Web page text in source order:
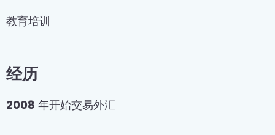
教育培训
经历
2008 年开始交易外汇